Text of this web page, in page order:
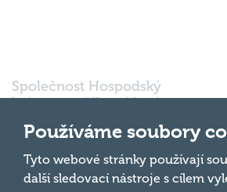
Společnost Hospodský
kvíz s.r.o., sídlem Nové
602 00 Brno, IČ:
03980138, DIČ:
CZ03980138 je vedena
pod spisovou značkou
Používáme soubory
Tyto webové stránky používají
další sledovací nástroje s cílem